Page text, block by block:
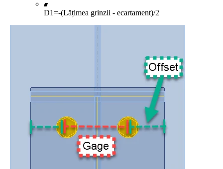
D1=-(Lățimea grinzii - ecartament)/2